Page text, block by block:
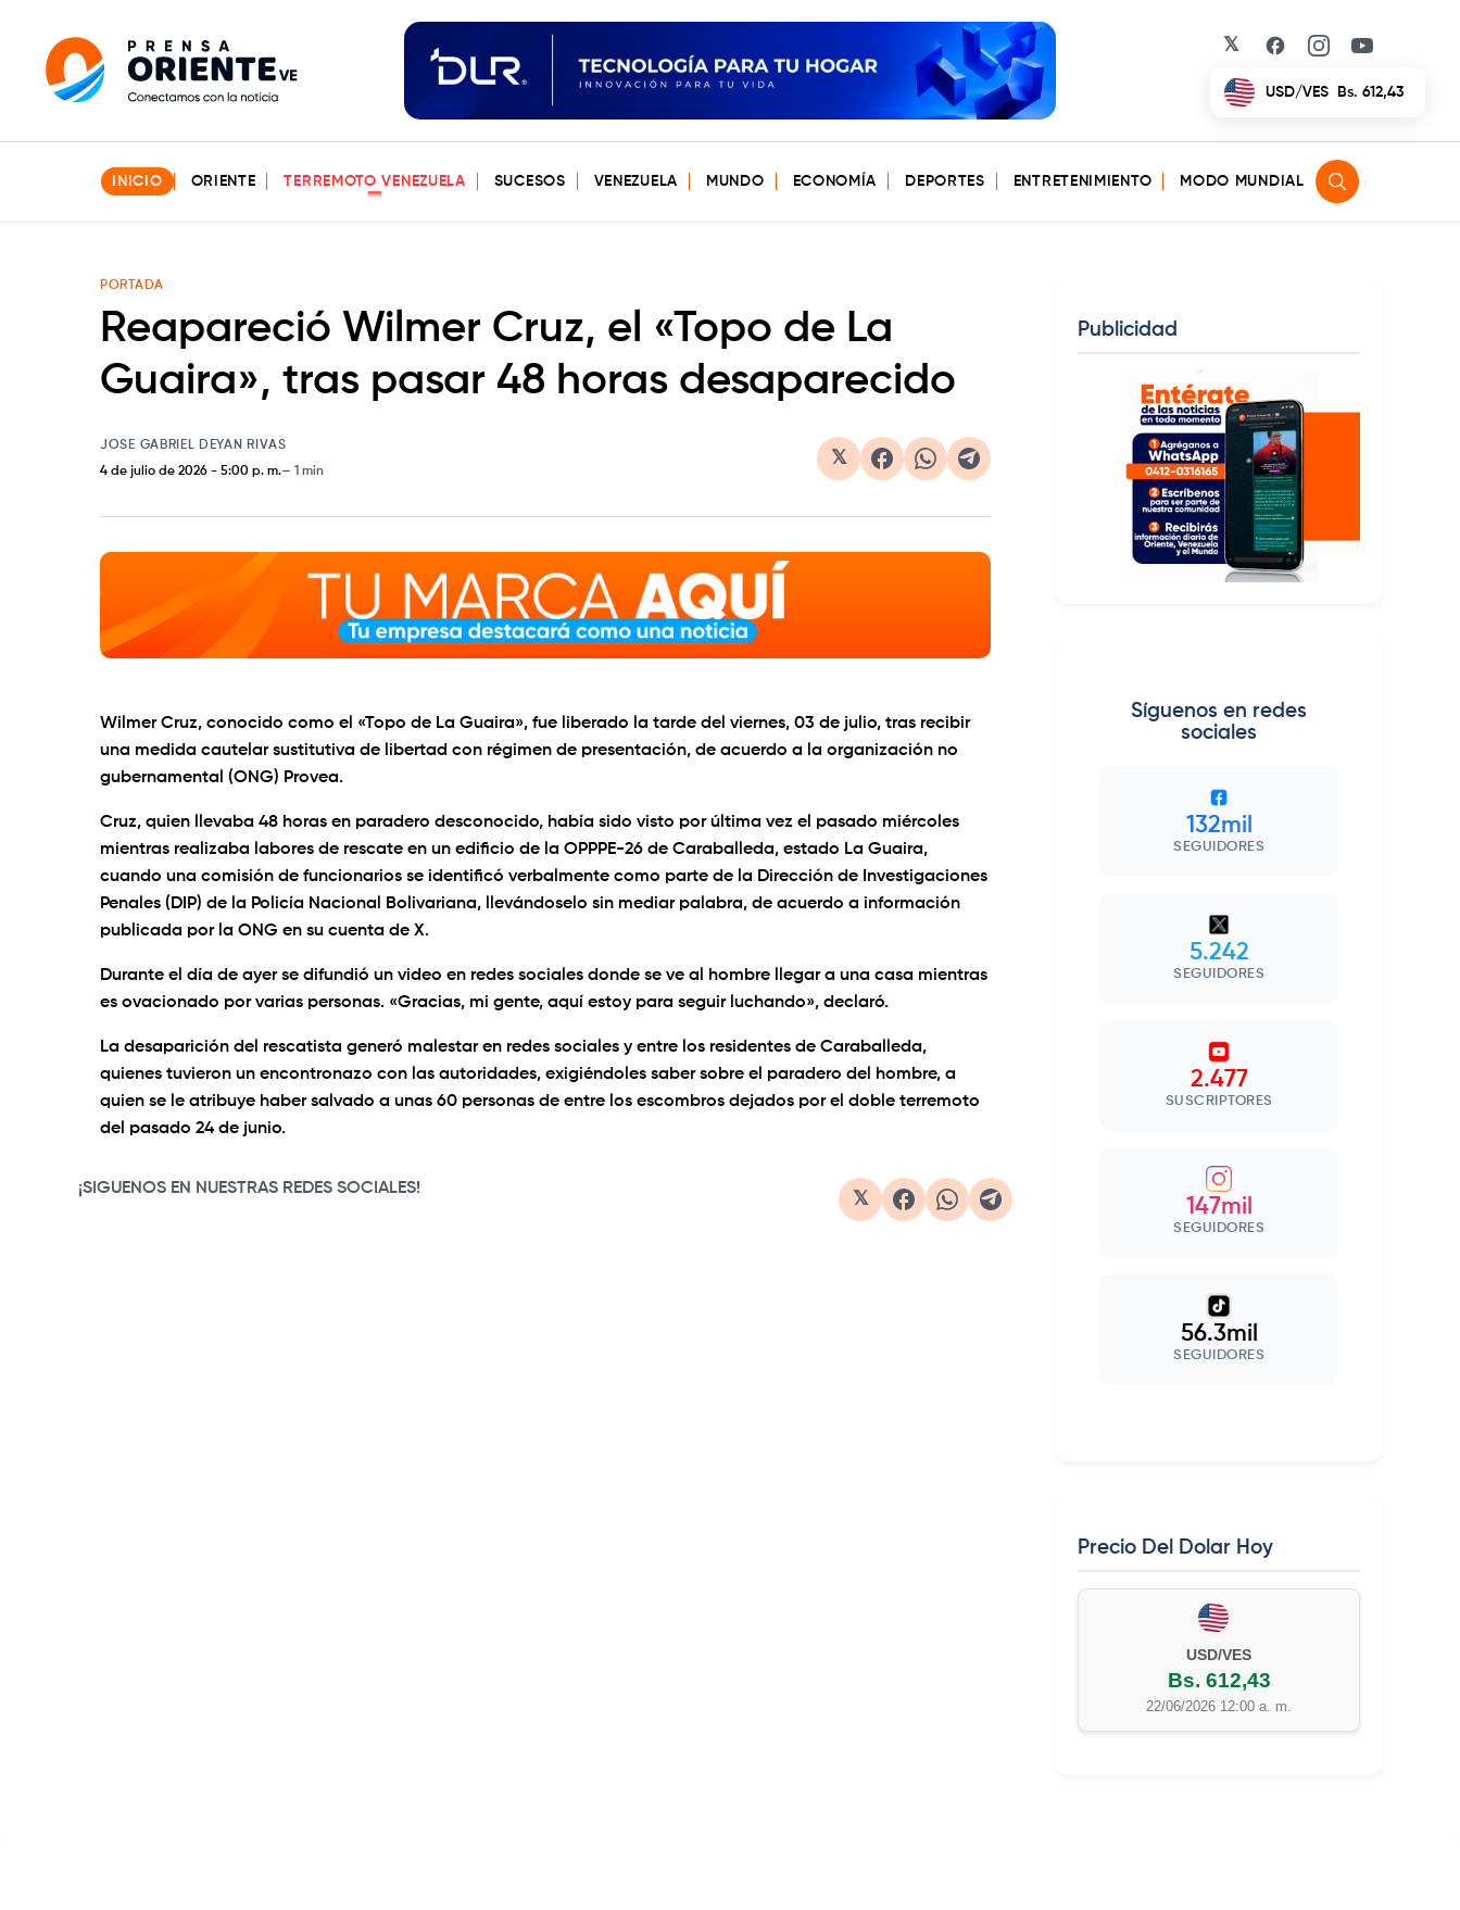
𝕏 Facebook
Instagram
YouTube
EUR/VES Bs. 702,42
INICIO ORIENTE TERREMOTO VENEZUELA SUCESOS VENEZUELA MUNDO ECONOMÍA DEPORTES ENTRETENIMIENTO MODO MUNDIAL
PORTADA
Reapareció Wilmer Cruz, el «Topo de La
Guaira», tras pasar 48 horas desaparecido
JOSE GABRIEL DEYAN RIVAS
4 de julio de 2026 - 5:00 p. m. 1 min
𝕏
Wilmer Cruz, conocido como el «Topo de La Guaira», fue liberado la tarde del viernes, 03 de julio, tras recibir
una medida cautelar sustitutiva de libertad con régimen de presentación, de acuerdo a la organización no
gubernamental (ONG) Provea.
Cruz, quien llevaba 48 horas en paradero desconocido, había sido visto por última vez el pasado miércoles
mientras realizaba labores de rescate en un edificio de la OPPPE-26 de Caraballeda, estado La Guaira,
cuando una comisión de funcionarios se identificó verbalmente como parte de la Dirección de Investigaciones
Penales (DIP) de la Policía Nacional Bolivariana, llevándoselo sin mediar palabra, de acuerdo a información
publicada por la ONG en su cuenta de X.
Durante el día de ayer se difundió un video en redes sociales donde se ve al hombre llegar a una casa mientras
es ovacionado por varias personas. «Gracias, mi gente, aquí estoy para seguir luchando», declaró.
La desaparición del rescatista generó malestar en redes sociales y entre los residentes de Caraballeda,
quienes tuvieron un encontronazo con las autoridades, exigiéndoles saber sobre el paradero del hombre, a
quien se le atribuye haber salvado a unas 60 personas de entre los escombros dejados por el doble terremoto
del pasado 24 de junio.
¡SIGUENOS EN NUESTRAS REDES SOCIALES!
𝕏
Publicidad
Síguenos en redes
sociales
132mil
SEGUIDORES
5.242
SEGUIDORES
2.477
SUSCRIPTORES
147mil
SEGUIDORES
56.3mil
SEGUIDORES
Precio Del Dolar Hoy
EUR/VES
Bs. 702,42
22/06/2026 12:00 a. m.